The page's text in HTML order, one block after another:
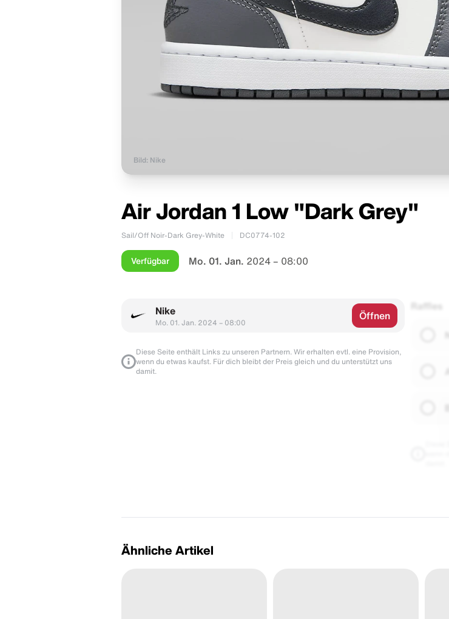
Bild: Nike
Air Jordan 1 Low "Dark Grey"
Sail/Off Noir-Dark Grey-White DC0774-102
Verfügbar Mo. 01. Jan. 2024 – 08:00
Nike
Mo. 01. Jan. 2024 – 08:00
Öffnen
Diese Seite enthält Links zu unseren Partnern. Wir erhalten evtl. eine Provision,
wenn du etwas kaufst. Für dich bleibt der Preis gleich und du unterstützt uns
damit.
Raffles
Ähnliche Artikel